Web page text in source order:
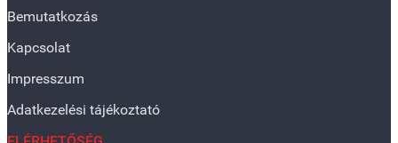
Bemutatkozás
Kapcsolat
Impresszum
Adatkezelési tájékoztató